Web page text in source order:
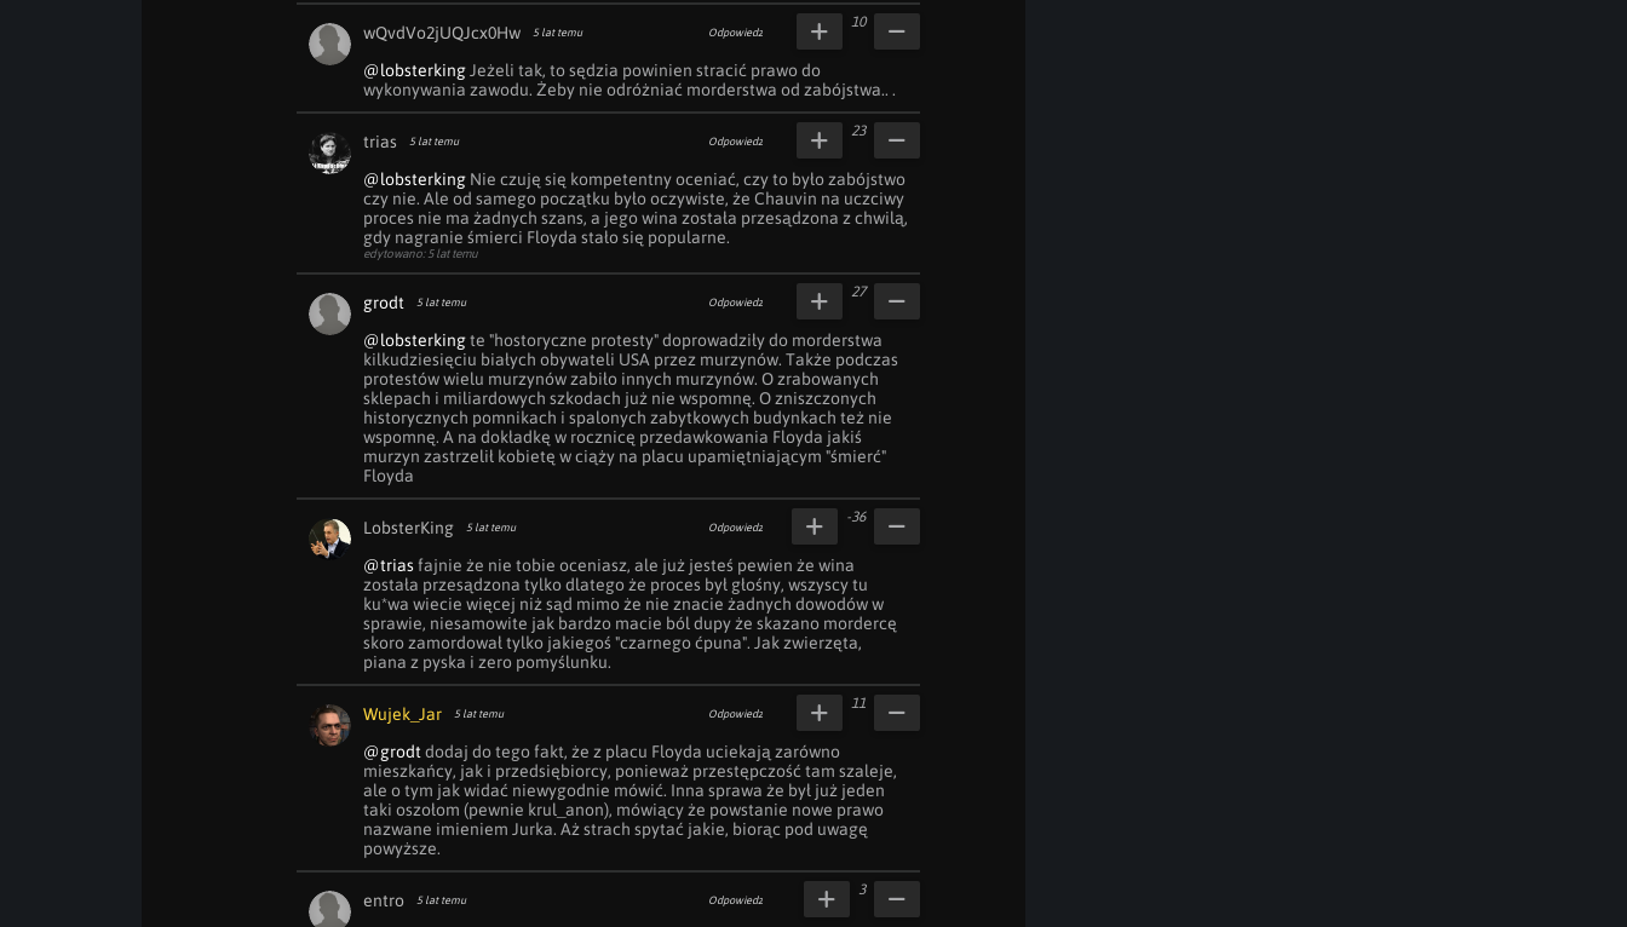
wQvdVo2jUQJcx0Hw 5 lat temu Odpowiedz
@lobsterking Jeżeli tak, to sędzia powinien stracić prawo do
wykonywania zawodu. Żeby nie odróżniać morderstwa od zabójstwa.. .
10
trias 5 lat temu Odpowiedz
@lobsterking Nie czuję się kompetentny oceniać, czy to było zabójstwo
czy nie. Ale od samego początku było oczywiste, że Chauvin na uczciwy
proces nie ma żadnych szans, a jego wina została przesądzona z chwilą,
gdy nagranie śmierci Floyda stało się popularne.
edytowano: 5 lat temu
23
grodt 5 lat temu Odpowiedz
@lobsterking te "hostoryczne protesty" doprowadziły do morderstwa
kilkudziesięciu białych obywateli USA przez murzynów. Także podczas
protestów wielu murzynów zabiło innych murzynów. O zrabowanych
sklepach i miliardowych szkodach już nie wspomnę. O zniszczonych
historycznych pomnikach i spalonych zabytkowych budynkach też nie
wspomnę. A na dokładkę w rocznicę przedawkowania Floyda jakiś
murzyn zastrzelił kobietę w ciąży na placu upamiętniającym "śmierć"
Floyda
27
LobsterKing 5 lat temu Odpowiedz
@trias fajnie że nie tobie oceniasz, ale już jesteś pewien że wina
została przesądzona tylko dlatego że proces był głośny, wszyscy tu
ku*wa wiecie więcej niż sąd mimo że nie znacie żadnych dowodów w
sprawie, niesamowite jak bardzo macie ból dupy że skazano mordercę
skoro zamordował tylko jakiegoś "czarnego ćpuna". Jak zwierzęta,
piana z pyska i zero pomyślunku.
-36
Wujek_Jar 5 lat temu Odpowiedz
@grodt dodaj do tego fakt, że z placu Floyda uciekają zarówno
mieszkańcy, jak i przedsiębiorcy, ponieważ przestępczość tam szaleje,
ale o tym jak widać niewygodnie mówić. Inna sprawa że był już jeden
taki oszołom (pewnie krul_anon), mówiący że powstanie nowe prawo
nazwane imieniem Jurka. Aż strach spytać jakie, biorąc pod uwagę
powyższe.
11
entro 5 lat temu Odpowiedz
3